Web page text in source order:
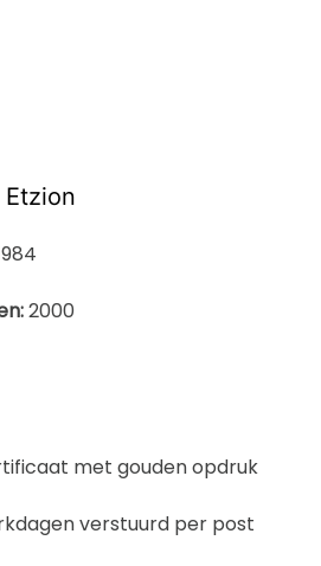
Etzion
2000
met gouden opdruk
verstuurd per post